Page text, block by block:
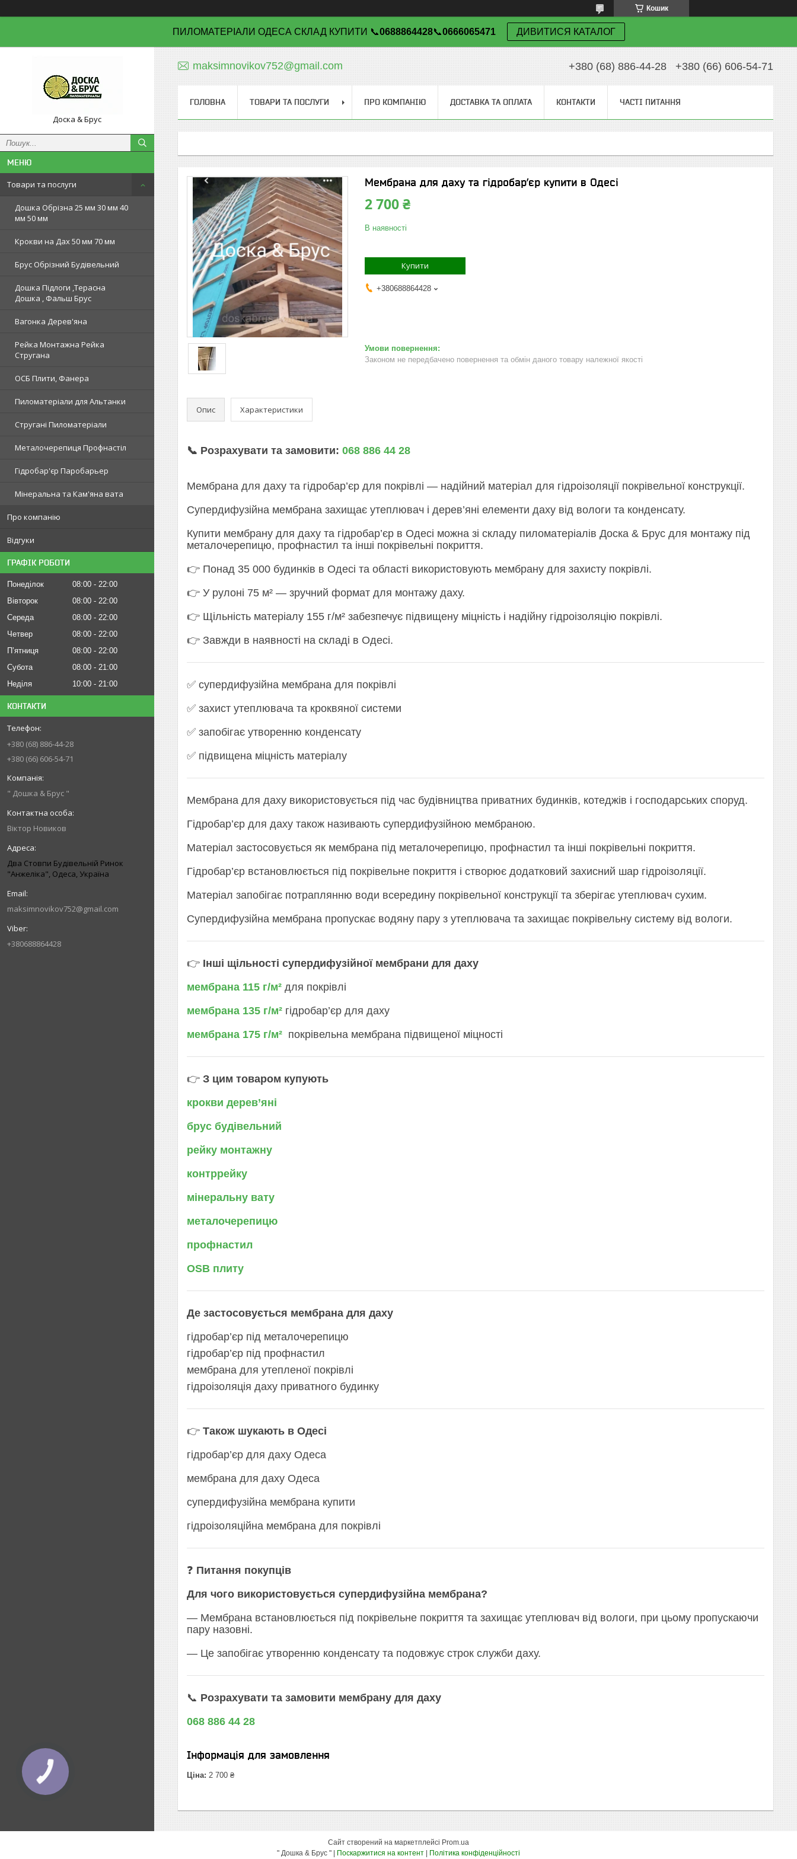
Кошик
ПИЛОМАТЕРІАЛИ ОДЕСА СКЛАД КУПИТИ 📞0688864428📞0666065471 ДИВИТИСЯ КАТАЛОГ
Доска & Брус
Товари та послуги
Дошка Обрізна 25 мм 30 мм 40
мм 50 мм
Крокви на Дах 50 мм 70 мм
Брус Обрізний Будівельний
Дошка Підлоги ,Терасна
Дошка , Фальш Брус
Вагонка Дерев'яна
Рейка Монтажна Рейка
Стругана
ОСБ Плити, Фанера
Пиломатеріали для Альтанки
Стругані Пиломатеріали
Металочерепиця Профнастіл
Гідробар'єр Паробарьер
Мінеральна та Кам'яна вата
Про компанію
Відгуки
ГРАФІК РОБОТИ
Понеділок 08:00
22:00
Вівторок
08:00
22:00
Середа
08:00
22:00
Четвер
08:00
22:00
Пʼятниця
08:00
22:00
Субота
08:00
21:00
Неділя
10:00 21:00
КОНТАКТИ
+380 (68) 886-44-28
+380 (66) 606-54-71
" Дошка & Брус "
Віктор Новиков
Два Стовпи Будівельній Ринок
"Анжеліка", Одеса, Україна
maksimnovikov752@gmail.com
+380688864428
maksimnovikov752@gmail.com +380 (68) 886-44-28 +380 (66) 606-54-71
ГОЛОВНА ТОВАРИ ТА ПОСЛУГИ ПРО КОМПАНІЮ ДОСТАВКА ТА ОПЛАТА КОНТАКТИ ЧАСТІ ПИТАННЯ
Мембрана для даху та гідробар’єр купити в Одесі
2 700 ₴
В наявності
Купити
+380688864428
Законом не передбачено повернення та обмін даного товару належної якості
Опис Характеристики
📞 Розрахувати та замовити: 068 886 44 28
Мембрана для даху та гідробар’єр для покрівлі — надійний матеріал для гідроізоляції покрівельної конструкції.
Супердифузійна мембрана захищає утеплювач і дерев’яні елементи даху від вологи та конденсату.
Купити мембрану для даху та гідробар’єр в Одесі можна зі складу пиломатеріалів Доска & Брус для монтажу під
металочерепицю, профнастил та інші покрівельні покриття.
👉 Понад 35 000 будинків в Одесі та області використовують мембрану для захисту покрівлі.
👉 У рулоні 75 м² — зручний формат для монтажу даху.
👉 Щільність матеріалу 155 г/м² забезпечує підвищену міцність і надійну гідроізоляцію покрівлі.
👉 Завжди в наявності на складі в Одесі.
✅ супердифузійна мембрана для покрівлі
✅ захист утеплювача та кроквяної системи
✅ запобігає утворенню конденсату
✅ підвищена міцність матеріалу
Мембрана для даху використовується під час будівництва приватних будинків, котеджів і господарських споруд.
Гідробар’єр для даху також називають супердифузійною мембраною.
Матеріал застосовується як мембрана під металочерепицю, профнастил та інші покрівельні покриття.
Гідробар’єр встановлюється під покрівельне покриття і створює додатковий захисний шар гідроізоляції.
Матеріал запобігає потраплянню води всередину покрівельної конструкції та зберігає утеплювач сухим.
Супердифузійна мембрана пропускає водяну пару з утеплювача та захищає покрівельну систему від вологи.
👉 Інші щільності супердифузійної мембрани для даху
мембрана 115 г/м² для покрівлі
мембрана 135 г/м² гідробар’єр для даху
мембрана 175 г/м² покрівельна мембрана підвищеної міцності
👉 З цим товаром купують
крокви дерев’яні
брус будівельний
рейку монтажну
контррейку
мінеральну вату
металочерепицю
профнастил
OSB плиту
Де застосовується мембрана для даху
гідробар’єр під металочерепицю
гідробар’єр під профнастил
мембрана для утепленої покрівлі
гідроізоляція даху приватного будинку
👉 Також шукають в Одесі
гідробар’єр для даху Одеса
мембрана для даху Одеса
супердифузійна мембрана купити
гідроізоляційна мембрана для покрівлі
❓ Питання покупців
Для чого використовується супердифузійна мембрана?
— Мембрана встановлюється під покрівельне покриття та захищає утеплювач від вологи, при цьому пропускаючи
пару назовні.
— Це запобігає утворенню конденсату та подовжує строк служби даху.
📞 Розрахувати та замовити мембрану для даху
068 886 44 28
Інформація для замовлення
Ціна: 2 700 ₴
Сайт створений на маркетплейсі Prom.ua
Поскаржитися на контент Політика конфіденційності